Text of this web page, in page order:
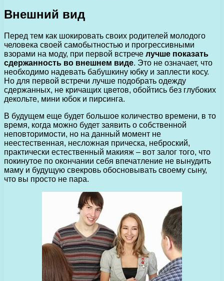
Внешний вид
Перед тем как шокировать своих родителей молодого
человека своей самобытностью и прогрессивными
взорами на моду, при первой встрече лучше показать
сдержанность во внешнем виде. Это не означает, что
необходимо надевать бабушкину юбку и заплести косу.
Но для первой встречи лучше подобрать одежду
сдержанных, не кричащих цветов, обойтись без глубоких
декольте, мини юбок и пирсинга.
В будущем еще будет большое количество времени, в то
время, когда можно будет заявить о собственной
неповторимости, но на данный момент не
неестественная, несложная прическа, неброский,
практически естественный макияж – вот залог того, что
покинутое по окончании себя впечатление не вынудить
маму и будущую свекровь обосновывать своему сыну,
что вы просто не пара.